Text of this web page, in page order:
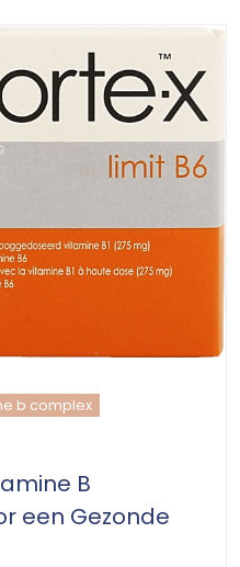
b complex
B
een Gezonde